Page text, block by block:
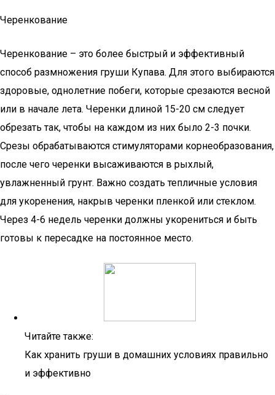
Черенкование
Черенкование – это более быстрый и эффективный
способ размножения груши Купава. Для этого выбираются
здоровые, однолетние побеги, которые срезаются весной
или в начале лета. Черенки длиной 15-20 см следует
обрезать так, чтобы на каждом из них было 2-3 почки.
Срезы обрабатываются стимуляторами корнеобразования,
после чего черенки высаживаются в рыхлый,
увлажненный грунт. Важно создать тепличные условия
для укоренения, накрыв черенки пленкой или стеклом.
Через 4-6 недель черенки должны укорениться и быть
готовы к пересадке на постоянное место.
Читайте также:
Как хранить груши в домашних условиях правильно
и эффективно